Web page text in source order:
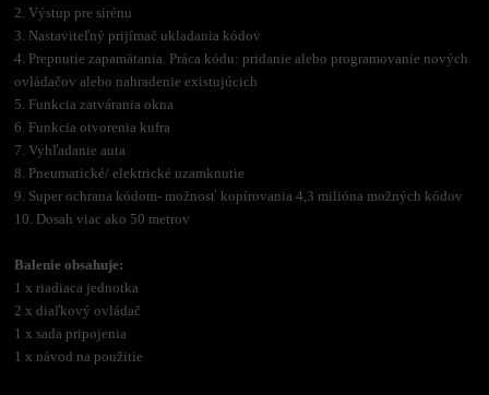
2. Výstup pre sirénu
3. Nastaviteľný prijímač ukladania kódov
4. Prepnutie zapamätania. Práca kódu: pridanie alebo programovanie nových
ovládačov alebo nahradenie existujúcich
5. Funkcia zatvárania okna
6. Funkcia otvorenia kufra
7. Vyhľadanie auta
8. Pneumatické/ elektrické uzamknutie
9. Super ochrana kódom- možnosť kopírovania 4,3 milióna možných kódov
10. Dosah viac ako 50 metrov
Balenie obsahuje:
1 x riadiaca jednotka
2 x diaľkový ovládač
1 x sada pripojenia
1 x návod na použitie